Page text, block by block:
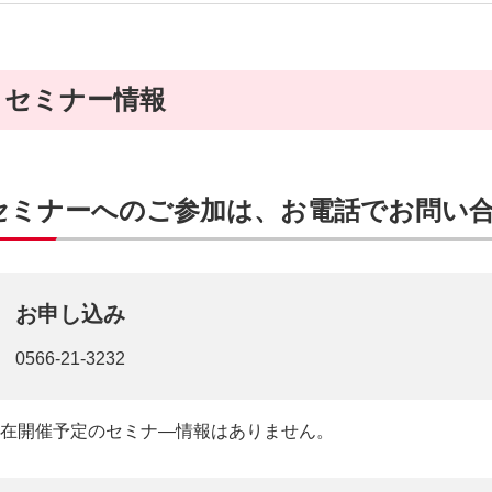
セミナー情報
ミナーへのご参加は、お電話でお問い
お申し込み
0566-21-3232
開催予定のセミナ―情報はありません。